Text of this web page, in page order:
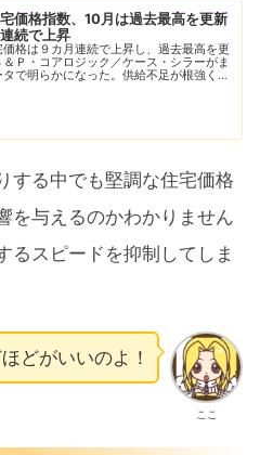
価格指数、10月は過去最高を更新
続で上昇
格は９カ月連続で上昇し、過去最高を更
Ｐ・コアロジック／ケース・シラーがま
タで明らかになった。供給不足が根強く続
する中でも堅調な住宅価格
を与えるのかわかりません
るスピードを抑制してしま
ここ
どがいいのよ！